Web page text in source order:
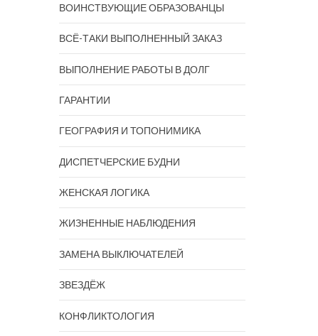
ВОИНСТВУЮЩИЕ ОБРАЗОВАНЦЫ
ВСЁ-ТАКИ ВЫПОЛНЕННЫЙ ЗАКАЗ
ВЫПОЛНЕНИЕ РАБОТЫ В ДОЛГ
ГАРАНТИИ
ГЕОГРАФИЯ И ТОПОНИМИКА
ДИСПЕТЧЕРСКИЕ БУДНИ
ЖЕНСКАЯ ЛОГИКА
ЖИЗНЕННЫЕ НАБЛЮДЕНИЯ
ЗАМЕНА ВЫКЛЮЧАТЕЛЕЙ
ЗВЕЗДЁЖ
КОНФЛИКТОЛОГИЯ